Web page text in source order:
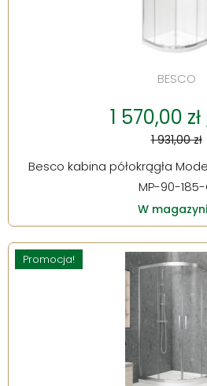
BESCO
1 570,00
1 931,00 zł
Besco kabina półokrągła
MP-90-
W
Promocja!